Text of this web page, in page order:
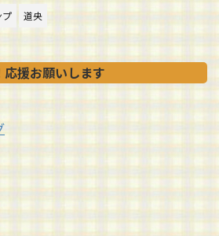
プ 道央
援お願いします